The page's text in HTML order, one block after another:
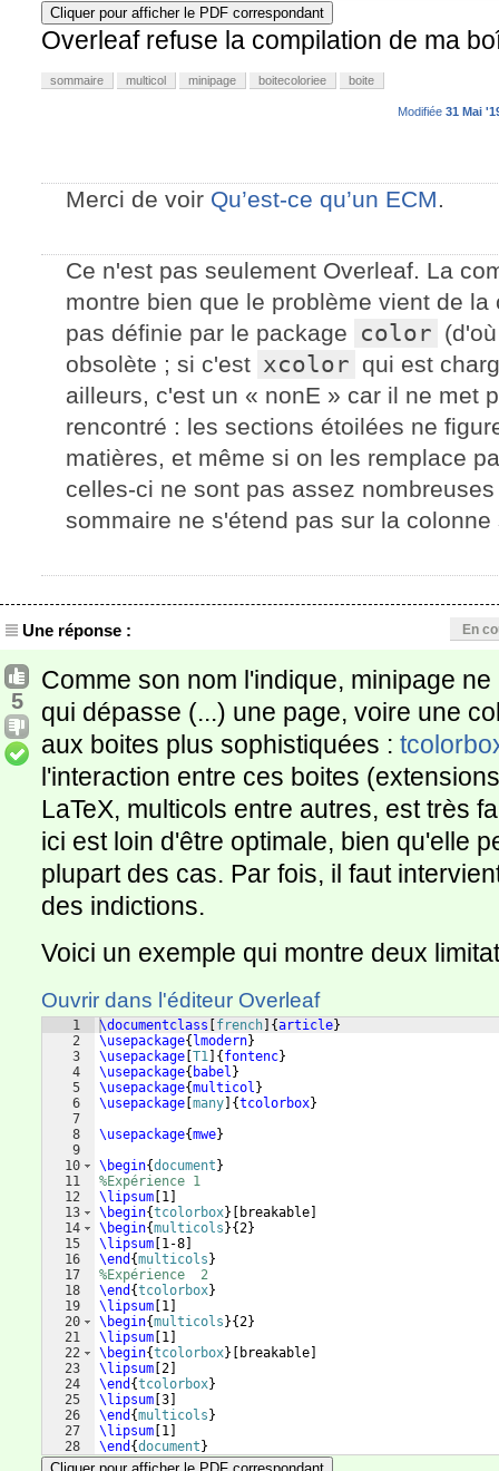
Cliquer pour afficher le PDF correspondant
Overleaf refuse la compilation de ma
sommaire multicol minipage boitecoloriee boite
Modifiée 31 Mai
Merci de voir Qu’est-ce qu’un ECM.
Ce n'est pas seulement Overleaf. La
montre bien que le problème vient de
pas définie par le package
color
obsolète ; si c'est xcolor qui est
ailleurs, c'est un « nonE » car il ne met
rencontré : les sections étoilées ne
matières, et même si on les remplace
celles-ci ne sont pas assez
sommaire ne s'étend pas sur la colonne
Une réponse : En
5
Comme son nom l'indique, minipage
qui dépasse (...) une page, voire une
aux boites plus sophistiquées :
l'interaction entre ces boites
LaTeX, multicols entre autres, est très
ici est loin d'être optimale, bien qu'elle
plupart des cas. Par fois, il faut
des indictions.
Voici un exemple qui montre deux
Ouvrir dans l'éditeur Overleaf
1
2
3
4
5
6
7
8
9
10
11
12
13
14
15
16
17
18
19
20
21
22
23
24
25
26
27
28
\documentclass french {article}
\usepackage{ lmodern}
\usepackage T1 { fontenc}
\usepackage{ babel }
\usepackage{multicol }
\usepackage many {tcolorbox}
\usepackage{mwe}
\begin{document }
%Expérience 1
\lipsum 1
\begin{tcolorbox} breakable
\begin{multicols }{2}
\lipsum 1-8
\end {multicols }
%Expérience  2
\end {tcolorbox}
\lipsum 1
\begin{multicols }{2}
\lipsum 1
\begin{tcolorbox} breakable
\lipsum 2
\end {tcolorbox}
\lipsum 3
\end {multicols }
\lipsum 1
\end {document }